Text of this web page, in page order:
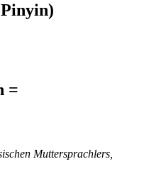
=
Muttersprachlers,